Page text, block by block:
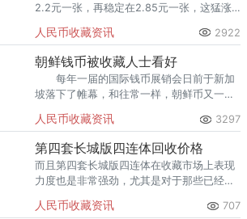
2.2元一张，再稳定在2.85元一张，这猛涨
奇葩，颇受藏友的青睐和推崇。
人民币收藏资讯 2922
朝鲜钱币被收藏人士看好
每年一届的国际钱币展销会日前于新加
坡落下了帷幕，和往常一样，朝鲜币又一次
人民币收藏资讯 3297
第四套长城版四连体回收价格
而且第四套长城版四连体在收藏市场上表现
力度也是非常强劲，尤其是对于那些已经错
择第四套长城版四连体无疑是一个非常好的
人民币收藏资讯 707